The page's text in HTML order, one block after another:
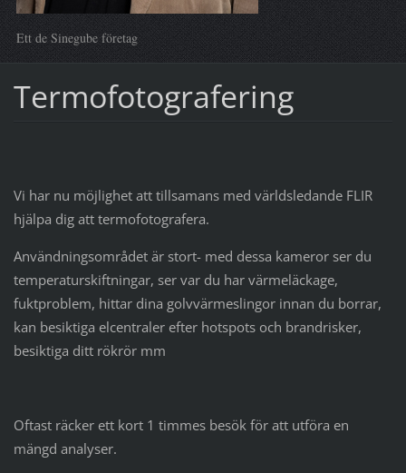
Ett de Sinegube företag
Termofotografering
Vi har nu möjlighet att tillsamans med världsledande FLIR
hjälpa dig att termofotografera.
Användningsområdet är stort- med dessa kameror ser du
temperaturskiftningar, ser var du har värmeläckage,
fuktproblem, hittar dina golvvärmeslingor innan du borrar,
kan besiktiga elcentraler efter hotspots och brandrisker,
besiktiga ditt rökrör mm
Oftast räcker ett kort 1 timmes besök för att utföra en
mängd analyser.